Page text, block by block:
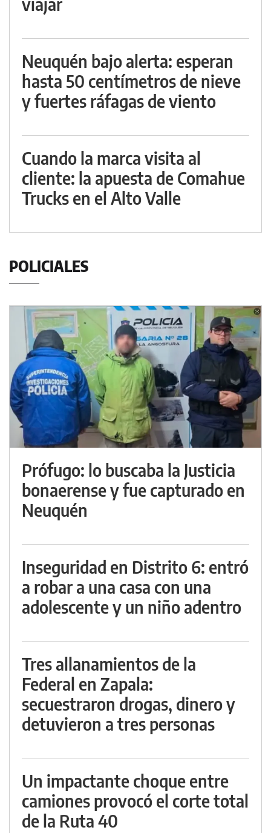
Neuquén bajo alerta: esperan
hasta 50 centímetros de nieve
y fuertes ráfagas de viento
Cuando la marca visita al
cliente: la apuesta de Comahue
Trucks en el Alto Valle
POLICIALES
Prófugo: lo buscaba la Justicia
bonaerense y fue capturado en
Neuquén
Inseguridad en Distrito 6: entró
a robar a una casa con una
adolescente y un niño adentro
Tres allanamientos de la
Federal en Zapala:
secuestraron drogas, dinero y
detuvieron a tres personas
Un impactante choque entre
camiones provocó el corte total
de la Ruta 40